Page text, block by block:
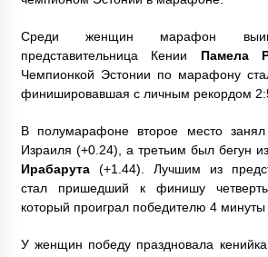
Среди женщин марафон
представительница Кении Памела
Чемпионкой Эстонии по марафону
финишировавшая с личным рекордом
В полумарафоне второе место занял
Израиля (+0.24), а третьим был бегун
Ирабарута(+1.44). Лучшим из
стал пришедший к финишу
который проиграл победителю 4
У женщин победу праздновала кенийка